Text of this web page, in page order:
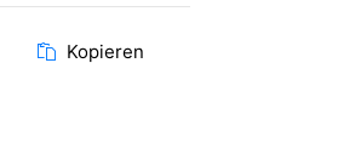
Kopieren